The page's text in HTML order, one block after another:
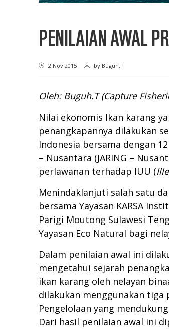
PENILAIAN AWAL
2 Nov 2015 by Buguh.T
Oleh: Buguh.T (Capture
Nilai ekonomis Ikan karang
penangkapannya dilakukan
Indonesia bersama dengan
– Nusantara (JARING –
perlawanan terhadap IUU (
Menindaklanjuti salah satu
bersama Yayasan KARSA
Parigi Moutong Sulawesi
Yayasan Eco Natural bagi
Dalam penilaian awal ini
mengetahui sejarah
ikan karang oleh nelayan
dilakukan menggunakan
Pengelolaan yang
Dari hasil penilaian awal ini